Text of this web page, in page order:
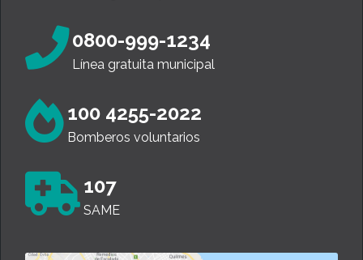
0800-999-1234
Línea gratuita municipal
100 4255-2022
Bomberos voluntarios
107
SAME